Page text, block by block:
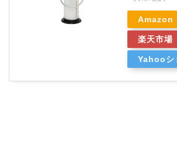
Amazon
楽天市場
Yahooシ